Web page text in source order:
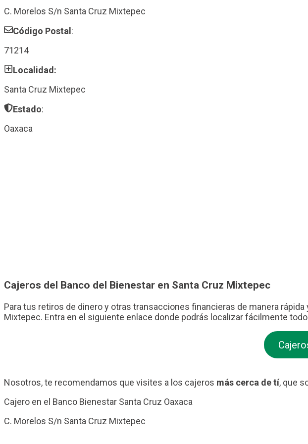
C. Morelos S/n Santa Cruz Mixtepec
Código Postal :
71214
Localidad:
Santa Cruz Mixtepec
Estado:
Oaxaca
Cajeros del Banco del Bienestar en Santa Cruz Mixtepec
Para tus retiros de dinero y otras transacciones financieras de manera rápida
Mixtepec. Entra en el siguiente enlace donde podrás localizar fácilmente
Nosotros, te recomendamos que visites a los cajeros más cerca de tí, que
Cajero en el Banco Bienestar Santa Cruz Oaxaca
C. Morelos S/n Santa Cruz Mixtepec